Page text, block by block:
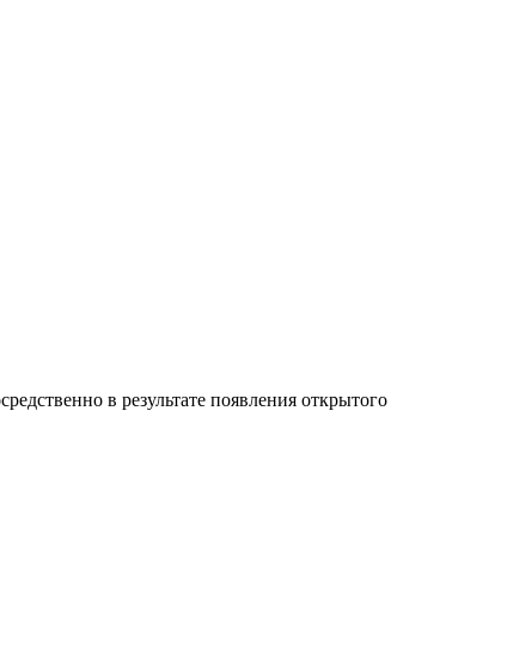
в результате появления открытого